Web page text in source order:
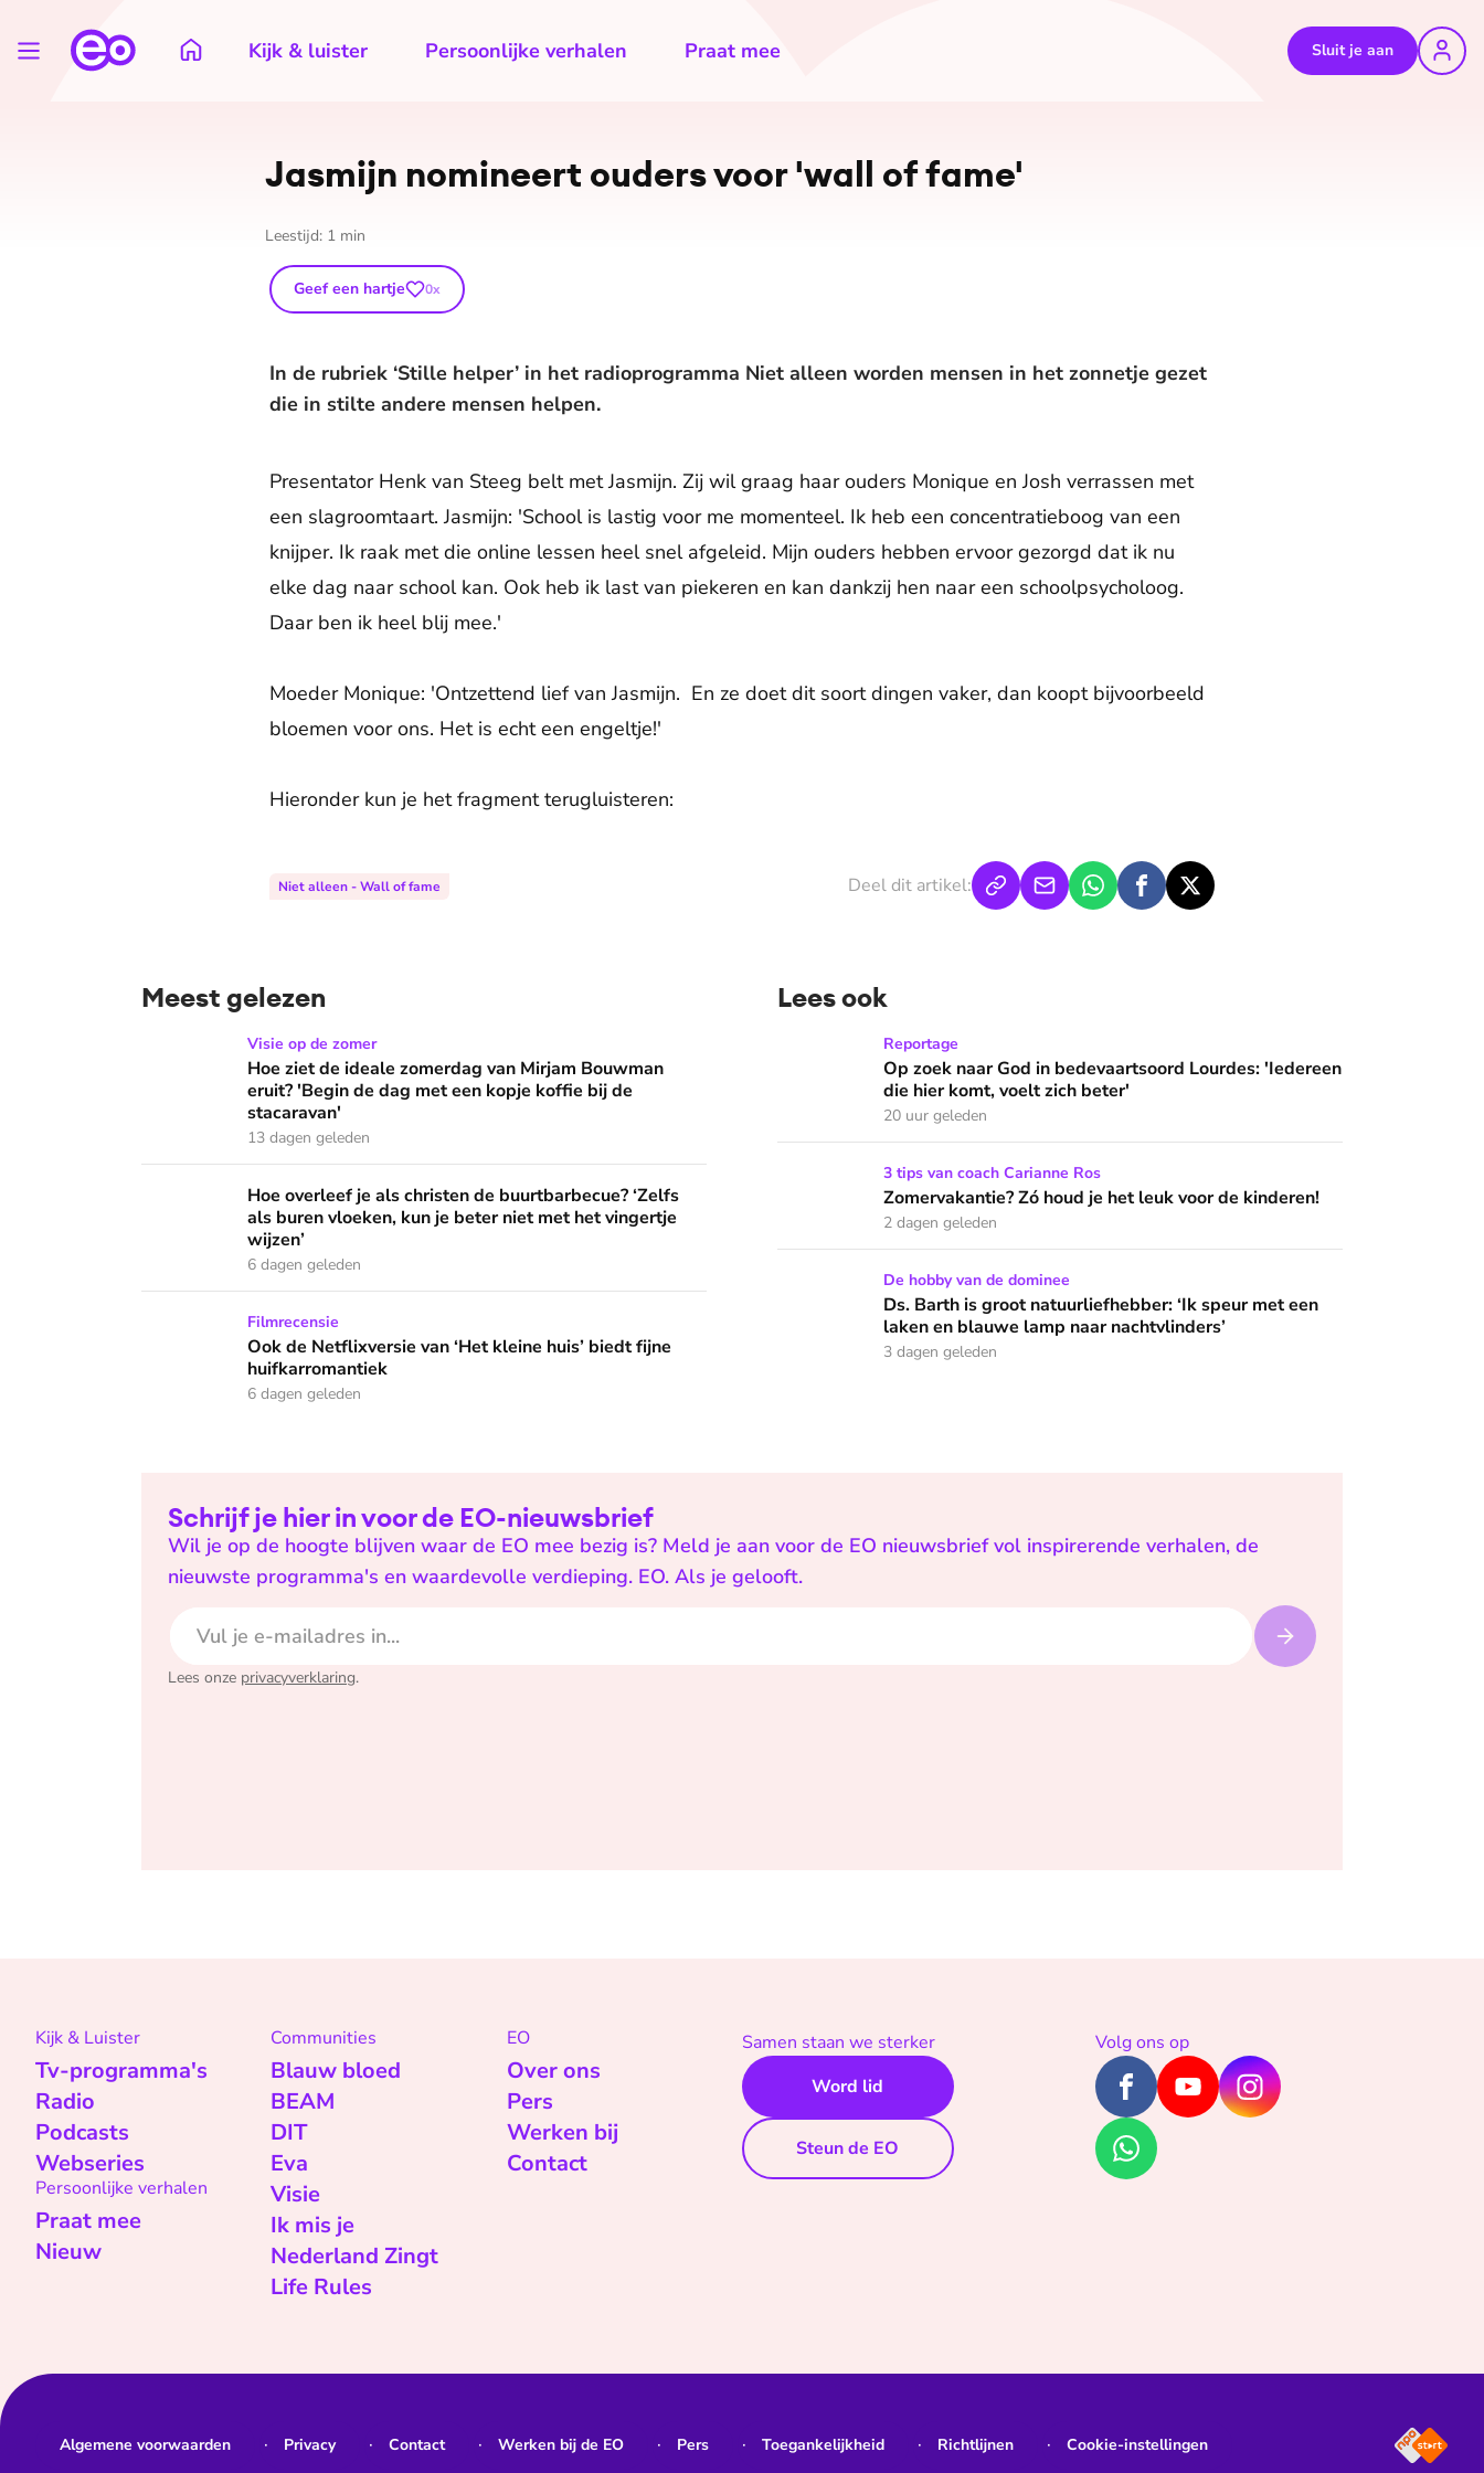
Kijk & luister Persoonlijke verhalen Praat mee Sluit je aan
Jasmijn nomineert ouders voor 'wall of fame'
Leestijd: 1 min
Geef een hartje 0x
In de rubriek ‘Stille helper’ in het radioprogramma Niet alleen worden mensen in het zonnetje gezet
die in stilte andere mensen helpen.
Presentator Henk van Steeg belt met Jasmijn. Zij wil graag haar ouders Monique en Josh verrassen met
een slagroomtaart. Jasmijn: 'School is lastig voor me momenteel. Ik heb een concentratieboog van een
knijper. Ik raak met die online lessen heel snel afgeleid. Mijn ouders hebben ervoor gezorgd dat ik nu
elke dag naar school kan. Ook heb ik last van piekeren en kan dankzij hen naar een schoolpsycholoog.
Daar ben ik heel blij mee.'
Moeder Monique: 'Ontzettend lief van Jasmijn. En ze doet dit soort dingen vaker, dan koopt bijvoorbeeld
bloemen voor ons. Het is echt een engeltje!'
Hieronder kun je het fragment terugluisteren:
Niet alleen - Wall of fame Deel dit artikel:
Meest gelezen
Hoe ziet de ideale zomerdag van Mirjam Bouwman eruit? 'Begin de dag met een kopje koffie bij de stacaravan'
Visie op de zomer
Hoe ziet de ideale zomerdag van Mirjam Bouwman
eruit? 'Begin de dag met een kopje koffie bij de
stacaravan'
13 dagen geleden
Hoe overleef je als christen de buurtbarbecue? ‘Zelfs als buren vloeken, kun je beter niet met het vingertje wijzen’
Hoe overleef je als christen de buurtbarbecue? ‘Zelfs
als buren vloeken, kun je beter niet met het vingertje
wijzen’
6 dagen geleden
Ook de Netflixversie van ‘Het kleine huis’ biedt fijne huifkarromantiek
Filmrecensie
Ook de Netflixversie van ‘Het kleine huis’ biedt fijne
huifkarromantiek
6 dagen geleden
Lees ook
Op zoek naar God in bedevaartsoord Lourdes: 'Iedereen die hier komt, voelt zich beter'
Reportage
Op zoek naar God in bedevaartsoord Lourdes: 'Iedereen
die hier komt, voelt zich beter'
20 uur geleden
Zomervakantie? Zó houd je het leuk voor de kinderen!
3 tips van coach Carianne Ros
Zomervakantie? Zó houd je het leuk voor de kinderen!
2 dagen geleden
Ds. Barth is groot natuurliefhebber: ‘Ik speur met een laken en blauwe lamp naar
De hobby van de dominee
Ds. Barth is groot natuurliefhebber: ‘Ik speur met een
laken en blauwe lamp naar nachtvlinders’
3 dagen geleden
Schrijf je hier in voor de EO-nieuwsbrief
Wil je op de hoogte blijven waar de EO mee bezig is? Meld je aan voor de EO nieuwsbrief vol inspirerende verhalen, de
nieuwste programma's en waardevolle verdieping. EO. Als je gelooft.
Lees onze privacyverklaring.
Kijk & Luister
Tv-programma's
Radio
Podcasts
Webseries
Persoonlijke verhalen
Praat mee
Nieuw
Communities
Blauw bloed
BEAM
DIT
Eva
Visie
Ik mis je
Nederland Zingt
Life Rules
EO
Over ons
Pers
Werken bij
Contact
Samen staan we sterker
Word lid
Steun de EO
Volg ons op
Algemene voorwaarden Privacy Contact Werken bij de EO Pers Toegankelijkheid Richtlijnen Cookie-instellingen